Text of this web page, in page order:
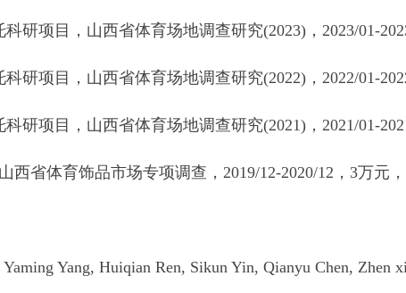
研项目，山西省体育场地调查研究(2023)，2023/01-
研项目，山西省体育场地调查研究(2022)，2022/01-
研项目，山西省体育场地调查研究(2021)，2021/01-
西省体育饰品市场专项调查，2019/12-2020/12，3万元，
Yang, Huiqian Ren, Sikun Yin, Qianyu Chen, Zhen